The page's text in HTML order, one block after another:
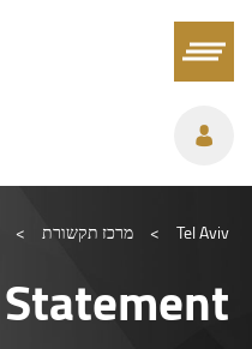
Tel Aviv
> מרכז תקשורת >
Statement